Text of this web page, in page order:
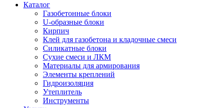
Каталог
Газобетонные блоки
U-образные блоки
Кирпич
Клей для газобетона и кладочные смеси
Силикатные блоки
Сухие смеси и ЛКМ
Материалы для армирования
Элементы креплений
Гидроизоляция
Утеплитель
Инструменты